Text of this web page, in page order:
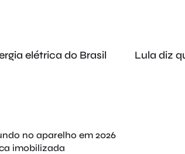
elétrica do Brasil
Lula diz
no aparelho em 2026
imobilizada